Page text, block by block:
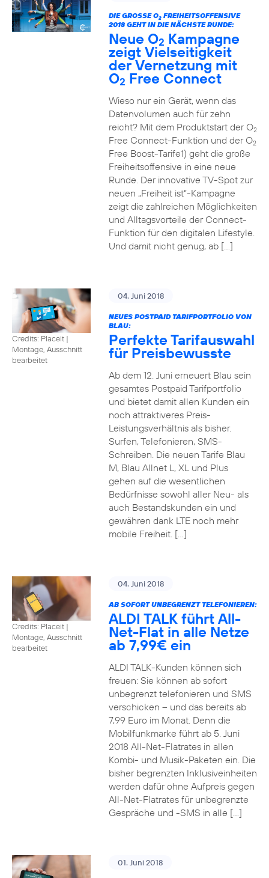
DIE GROSSE O 2FREIHEITSOFFENSIVE
2018 GEHT IN DIE NÄCHSTE RUNDE:
Neue O2 Kampagne
zeigt Vielseitigkeit
der Vernetzung mit
O2 Free Connect
Wieso nur ein Gerät, wenn das
Datenvolumen auch für zehn
reicht? Mit dem Produktstart der O2
Free Connect-Funktion und der O2
Free Boost-Tarife1) geht die große
Freiheitsoffensive in eine neue
Runde. Der innovative TV-Spot zur
neuen „Freiheit ist“-Kampagne
zeigt die zahlreichen Möglichkeiten
und Alltagsvorteile der Connect-
Funktion für den digitalen Lifestyle.
Und damit nicht genug, ab […]
Credits: Placeit |
Montage, Ausschnitt
bearbeitet
04. Juni 2018
NEUES POSTPAID TARIFPORTFOLIO VON
BLAU:
Perfekte Tarifauswahl
für Preisbewusste
Ab dem 12. Juni erneuert Blau sein
gesamtes Postpaid Tarifportfolio
und bietet damit allen Kunden ein
noch attraktiveres Preis-
Leistungsverhältnis als bisher.
Surfen, Telefonieren, SMS-
Schreiben. Die neuen Tarife Blau
M, Blau Allnet L, XL und Plus
gehen auf die wesentlichen
Bedürfnisse sowohl aller Neu- als
auch Bestandskunden ein und
gewähren dank LTE noch mehr
mobile Freiheit. […]
Credits: Placeit |
Montage, Ausschnitt
bearbeitet
04. Juni 2018
AB SOFORT UNBEGRENZT TELEFONIEREN:
ALDI TALK führt All-
Net-Flat in alle Netze
ab 7,99€ ein
ALDI TALK-Kunden können sich
freuen: Sie können ab sofort
unbegrenzt telefonieren und SMS
verschicken – und das bereits ab
7,99 Euro im Monat. Denn die
Mobilfunkmarke führt ab 5. Juni
2018 All-Net-Flatrates in allen
Kombi- und Musik-Paketen ein. Die
bisher begrenzten Inklusiveinheiten
werden dafür ohne Aufpreis gegen
All-Net-Flatrates für unbegrenzte
Gespräche und -SMS in alle […]
01. Juni 2018